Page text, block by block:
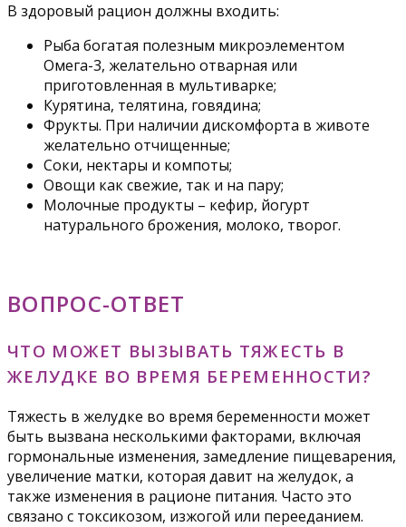
В здоровый рацион должны входить:
Рыба богатая полезным микроэлементом
Омега-3, желательно отварная или
приготовленная в мультиварке;
Курятина, телятина, говядина;
Фрукты. При наличии дискомфорта в животе
желательно отчищенные;
Соки, нектары и компоты;
Овощи как свежие, так и на пару;
Молочные продукты – кефир, йогурт
натурального брожения, молоко, творог.
ВОПРОС-ОТВЕТ
ЧТО МОЖЕТ ВЫЗЫВАТЬ ТЯЖЕСТЬ В
ЖЕЛУДКЕ ВО ВРЕМЯ БЕРЕМЕННОСТИ?
Тяжесть в желудке во время беременности может
быть вызвана несколькими факторами, включая
гормональные изменения, замедление пищеварения,
увеличение матки, которая давит на желудок, а
также изменения в рационе питания. Часто это
связано с токсикозом, изжогой или перееданием.